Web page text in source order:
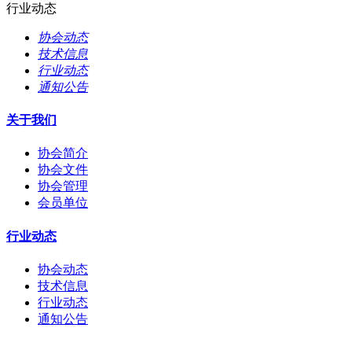
行业动态
协会动态
技术信息
行业动态
通知公告
关于我们
协会简介
协会文件
协会管理
会员单位
行业动态
协会动态
技术信息
行业动态
通知公告